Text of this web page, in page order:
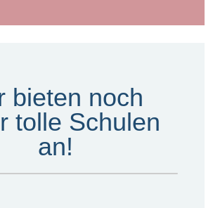
bieten noch
tolle Schulen
an!